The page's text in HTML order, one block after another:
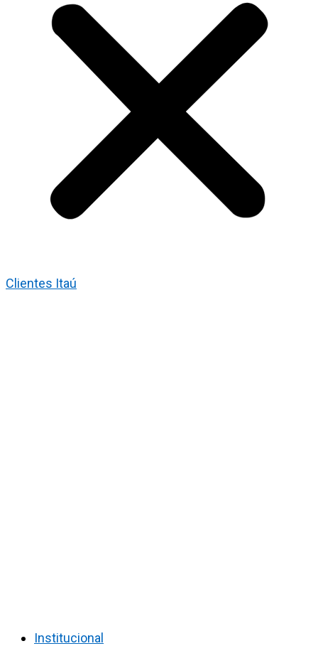
Clientes Itaú
Institucional